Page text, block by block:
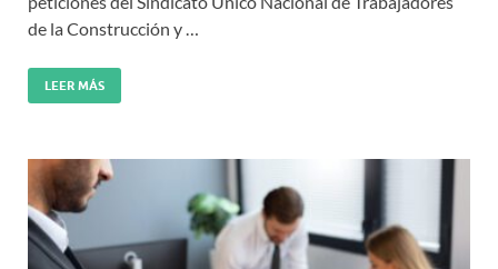
de la Construcción y …
LEER MÁS